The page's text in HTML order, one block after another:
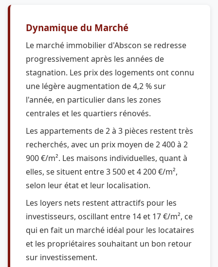
Dynamique du Marché
Le marché immobilier d'Abscon se redresse
progressivement après les années de
stagnation. Les prix des logements ont connu
une légère augmentation de 4,2 % sur
l'année, en particulier dans les zones
centrales et les quartiers rénovés.
Les appartements de 2 à 3 pièces restent très
recherchés, avec un prix moyen de 2 400 à 2
900 €/m². Les maisons individuelles, quant à
elles, se situent entre 3 500 et 4 200 €/m²,
selon leur état et leur localisation.
Les loyers nets restent attractifs pour les
investisseurs, oscillant entre 14 et 17 €/m², ce
qui en fait un marché idéal pour les locataires
et les propriétaires souhaitant un bon retour
sur investissement.